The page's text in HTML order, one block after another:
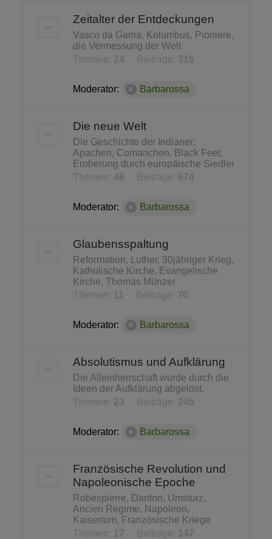
Zeitalter der Entdeckungen
Vasco da Gama, Kolumbus, Pioniere,
die Vermessung der Welt
Themen: 24 Beiträge: 316
Moderator: Barbarossa
Die neue Welt
Die Geschichte der Indianer:
Apachen, Comanchen, Black Feet,
Eroberung durch europäische Siedler
Themen: 46 Beiträge: 674
Moderator: Barbarossa
Glaubensspaltung
Reformation, Luther, 30jähriger Krieg,
Katholische Kirche, Evangelische
Kirche, Thomas Münzer
Themen:
Beiträge: 70
Moderator: Barbarossa
Absolutismus und Aufklärung
Die Alleinherrschaft wurde durch die
Ideen der Aufklärung abgelöst.
Themen: 23 Beiträge: 245
Moderator: Barbarossa
Französische Revolution und
Napoleonische Epoche
Robespierre, Danton, Umsturz,
Ancien Regime, Napoleon,
Kaisertum, Französische Kriege
Themen:
17 Beiträge: 147